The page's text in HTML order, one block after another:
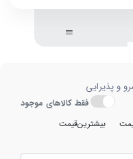
و پذیرایی
فقط کالاهای موجود
بیشترین‌قیمت